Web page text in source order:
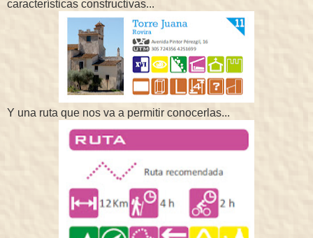
características constructivas...
Y una ruta que nos va a permitir conocerlas...